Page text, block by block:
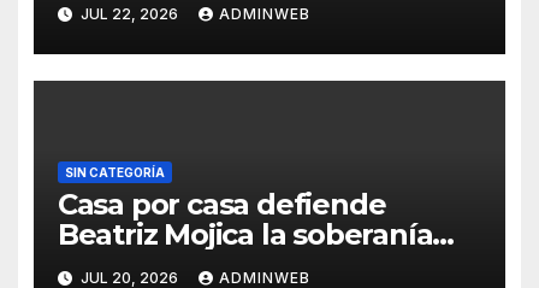
Acapulco
JUL 22, 2026 ADMINWEB
SIN CATEGORÍA
Casa por casa defiende
Beatriz Mojica la soberanía
nacional en Tlapa
JUL 20, 2026 ADMINWEB